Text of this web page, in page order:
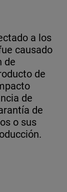
a los
causado
de
de
de
de
o sus